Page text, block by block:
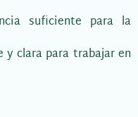
suficiente para la
y clara para trabajar en